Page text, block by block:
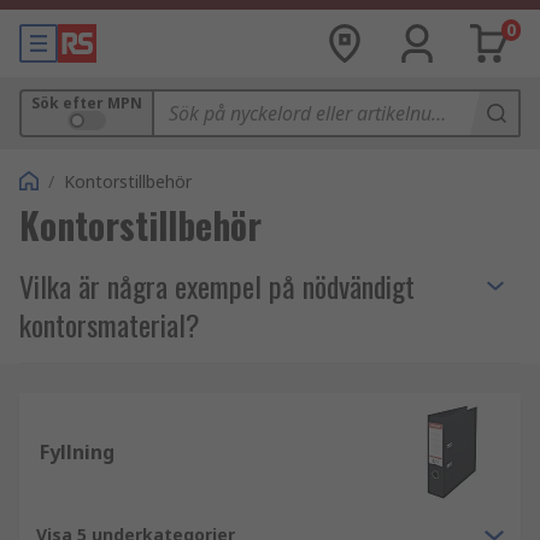
0
Sök efter MPN
/ Kontorstillbehör
Kontorstillbehör
Vilka är några exempel på nödvändigt
kontorsmaterial?
kontor täcker ett brett spektrum. Bortsett från
annan mycket viktig utrustning, som datorer och
annan teknik. Exempel på grundläggande
Fyllning
Visa 5 underkategorier